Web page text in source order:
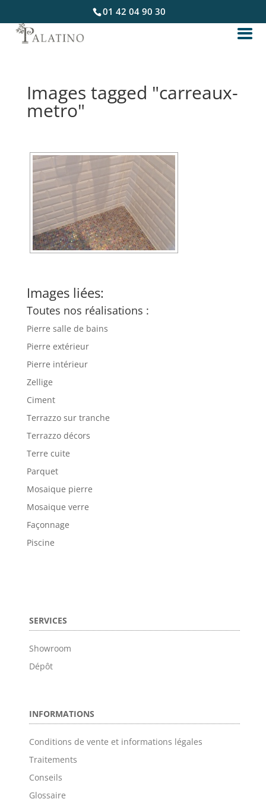
01 42 04 90 30
Images tagged "carreaux-
metro"
Images liées:
Toutes nos réalisations :
Pierre salle de bains
Pierre extérieur
Pierre intérieur
Zellige
Ciment
Terrazzo sur tranche
Terrazzo décors
Terre cuite
Parquet
Mosaique pierre
Mosaique verre
Façonnage
Piscine
SERVICES
Showroom
Dépôt
INFORMATIONS
Conditions de vente et informations légales
Traitements
Conseils
Glossaire